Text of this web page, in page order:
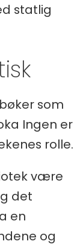
statlig
som
Ingen er
rolle.
være
det
en
og